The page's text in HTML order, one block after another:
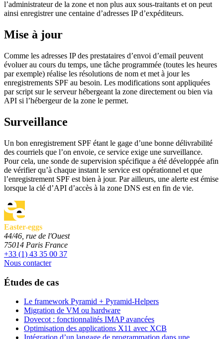
l’administrateur de la zone et non plus aux sous-traitants et on peut
ainsi enregistrer une centaine d’adresses IP d’expéditeurs.
Mise à jour
Comme les adresses IP des prestataires d’envoi d’email peuvent
évoluer au cours du temps, une tâche programmée (toutes les heures
par exemple) réalise les résolutions de nom et met à jour les
enregistrements SPF au besoin. Les modifications sont appliquées
par script sur le serveur hébergeant la zone directement ou bien via
API si l’hébergeur de la zone le permet.
Surveillance
Un bon enregistrement SPF étant le gage d’une bonne délivrabilité
des courriels que l’on envoie, ce service exige une surveillance.
Pour cela, une sonde de supervision spécifique a été développée afin
de vérifier qu’à chaque instant le service est opérationnel et que
l’enregistrement SPF est bien à jour. Par ailleurs, une alerte est émise
lorsque la clé d’API d’accès à la zone DNS est en fin de vie.
Easter-eggs
44/46, rue de l'Ouest
75014 Paris France
+33 (1) 43 35 00 37
Nous contacter
Études de cas
Le framework Pyramid + Pyramid-Helpers
Migration de VM ou hardware
Dovecot : fonctionnalités IMAP avancées
Optimisation des applications X11 avec XCB